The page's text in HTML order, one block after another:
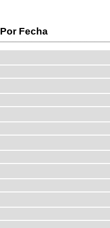
Por Fecha